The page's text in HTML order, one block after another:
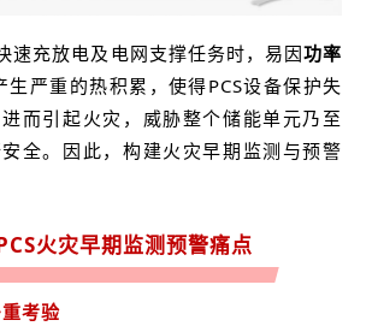
速充放电及电网支撑任务时，易因功率
生严重的热积累，使得PCS设备保护失
而引起火灾，威胁整个储能单元乃至
全。因此，构建火灾早期监测与预警
火灾早期监测预警痛点
考验